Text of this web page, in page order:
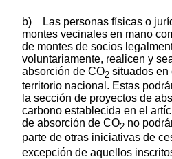
b) Las personas físicas o
montes vecinales en mano
de montes de socios
voluntariamente, realicen y
absorción de CO2 situados en
territorio nacional. Estas
la sección de proyectos de
carbono establecida en el
de absorción de CO2 no
parte de otras iniciativas de
excepción de aquellos